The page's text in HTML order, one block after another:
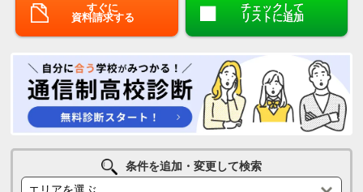
すぐに
資料請求する
チェックして
リストに追加
条件を追加・変更して検索